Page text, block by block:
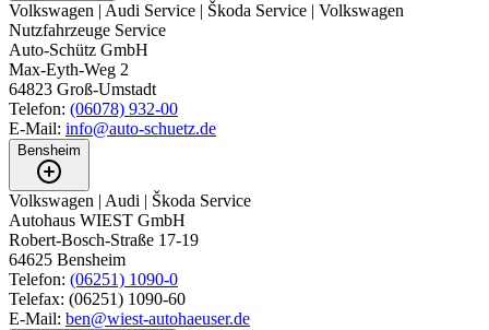
Volkswagen | Audi Service | Škoda Service | Volkswagen
Nutzfahrzeuge Service
Auto-Schütz GmbH
Max-Eyth-Weg 2
64823 Groß-Umstadt
Telefon: (06078) 932-00
E-Mail: info@auto-schuetz.de
Bensheim
Volkswagen | Audi | Škoda Service
Autohaus WIEST GmbH
‍Robert-Bosch-Straße 17-19
64625 Bensheim
Telefon: (06251) 1090-0
Telefax: (06251) 1090-60
E-Mail: ben@wiest-autohaeuser.de